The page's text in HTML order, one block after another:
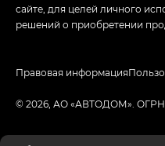
сайте, для целей личного
решений о приобретении
© 2026, АО «АВТОДОМ». ОГРН
Правовая информация